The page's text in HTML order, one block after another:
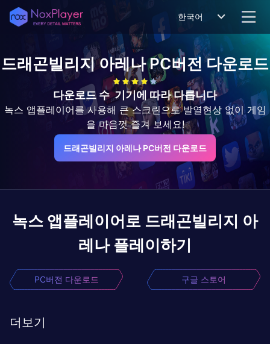
한국어
드래곤빌리지 아레나PC버전 다운로드
다운로드 수 기기에 따라 다릅니다
녹스 앱플레이어를 사용해 큰 스크린으로 발열현상 없이 게임
을 마음껏 즐겨 보세요!
드래곤빌리지 아레나 PC버전 다운로드
녹스 앱플레이어로 드래곤빌리지 아
레나 플레이하기
PC버전 다운로드 구글 스토어
더보기